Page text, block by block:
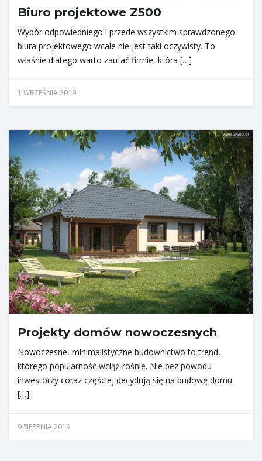
Biuro projektowe Z500
Wybór odpowiedniego i przede wszystkim sprawdzonego
biura projektowego wcale nie jest taki oczywisty. To
właśnie dlatego warto zaufać firmie, która […]
1 WRZEŚNIA 2019
Projekty domów nowoczesnych
Nowoczesne, minimalistyczne budownictwo to trend,
którego popularność wciąż rośnie. Nie bez powodu
inwestorzy coraz częściej decydują się na budowę domu
[…]
9 SIERPNIA 2019